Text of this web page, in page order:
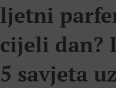
ljetni
cijeli dan?
5 savjeta